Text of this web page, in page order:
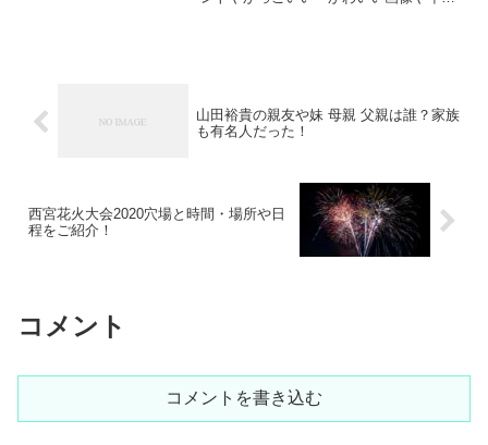
山田裕貴の親友や妹 母親 父親は誰？家族
も有名人だった！
西宮花火大会2020穴場と時間・場所や日
程をご紹介！
コメント
コメントを書き込む